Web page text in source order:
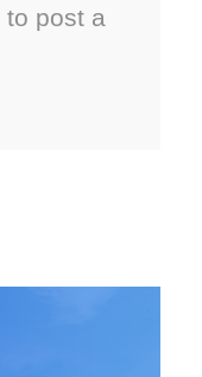
to post a